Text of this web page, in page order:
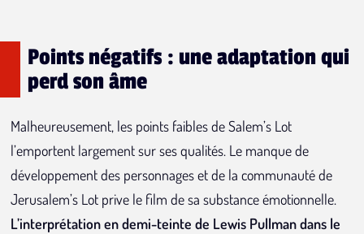
Points négatifs : une adaptation qui
perd son âme
Malheureusement, les points faibles de Salem’s Lot
l’emportent largement sur ses qualités. Le manque de
développement des personnages et de la communauté de
Jerusalem’s Lot prive le film de sa substance émotionnelle.
L’interprétation en demi-teinte de Lewis Pullman dans le